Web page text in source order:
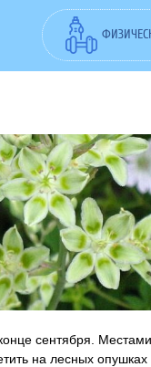
сентября.
на лесных